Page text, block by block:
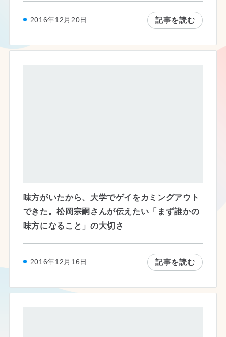
2016年12月20日 記事を読む
味方がいたから、大学でゲイをカミングアウト
できた。松岡宗嗣さんが伝えたい「まず誰かの
味方になること」の大切さ
2016年12月16日 記事を読む